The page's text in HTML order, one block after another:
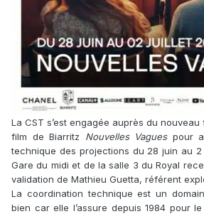
La CST s’est engagée auprès du
film de Biarritz Nouvelles Vaguespour
technique des projections du 28 juin au 2
Gare du midi et de la salle 3 du Royal
validation de Mathieu Guetta, référent
La coordination technique est un
bien car elle l’assure depuis 1984 pour